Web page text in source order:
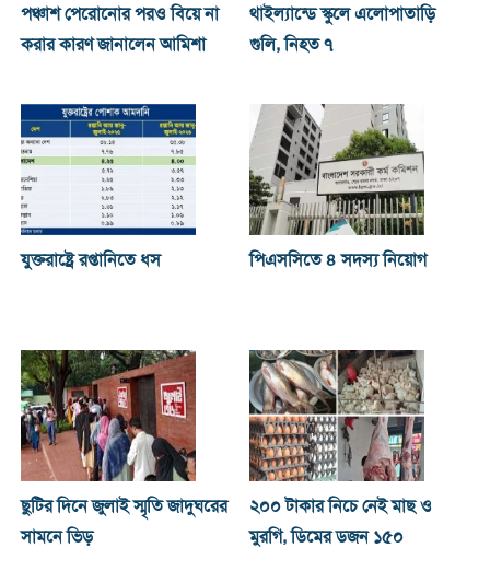
পঞ্চাশ পেরোনোর পরও বিয়ে না
করার কারণ জানালেন আমিশা
থাইল্যান্ডে স্কুলে এলোপাতাড়ি
গুলি, নিহত ৭
যুক্তরাষ্ট্রে রপ্তানিতে ধস পিএসসিতে ৪ সদস্য নিয়োগ
ছুটির দিনে জুলাই স্মৃতি জাদুঘরের
সামনে ভিড়
২০০ টাকার নিচে নেই মাছ ও
মুরগি, ডিমের ডজন ১৫০